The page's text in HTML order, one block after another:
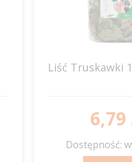
Liść Truskawki
6,79
Dostępność: